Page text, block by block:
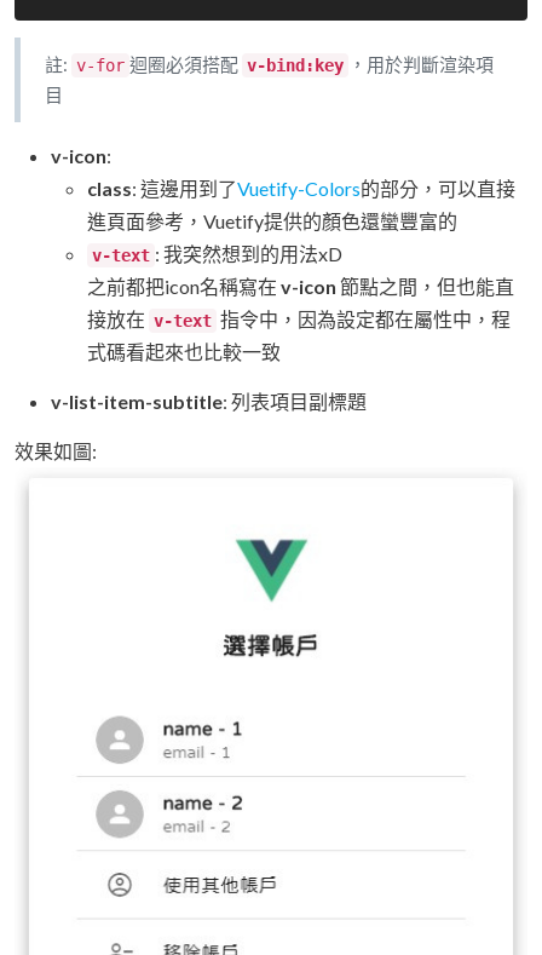
註: v-for 迴圈必須搭配 v-bind:key
，用於判斷渲染項
目
v-icon:
class: 這邊用到了Vuetify-Colors的部分，可以直接
進頁面參考，Vuetify提供的顏色還蠻豐富的
v-text : 我突然想到的用法xD
之前都把icon名稱寫在 v-icon 節點之間，但也能直
接放在 v-text 指令中，因為設定都在屬性中，程
式碼看起來也比較一致
v-list-item-subtitle: 列表項目副標題
效果如圖: